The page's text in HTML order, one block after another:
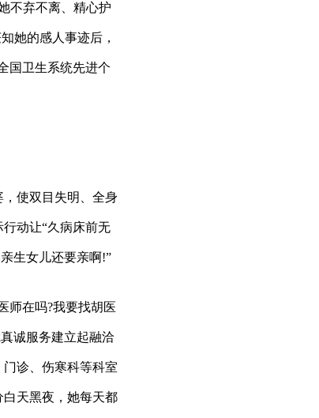
不弃不离、精心护
她的感人事迹后，
国卫生系统先进个
使双目失明、全身
动让“久病床前无
生女儿还要亲啊!”
在吗?我要找胡医
诚服务建立起融洽
诊、伤寒科等科室
天黑夜，她每天都